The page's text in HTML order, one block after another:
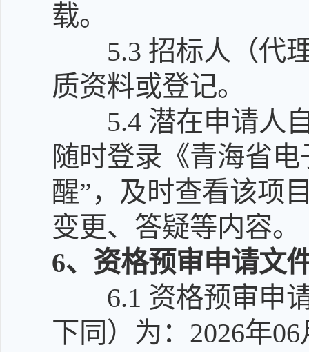
载。
5.3 招标人（代
质资料或登记。
5.4 潜在申请人
随时登录《青海省
醒”，及时查看该项
变更、答疑等内容。
6、资格预审申请文
6.1 资格预审申
下同）为：2026年